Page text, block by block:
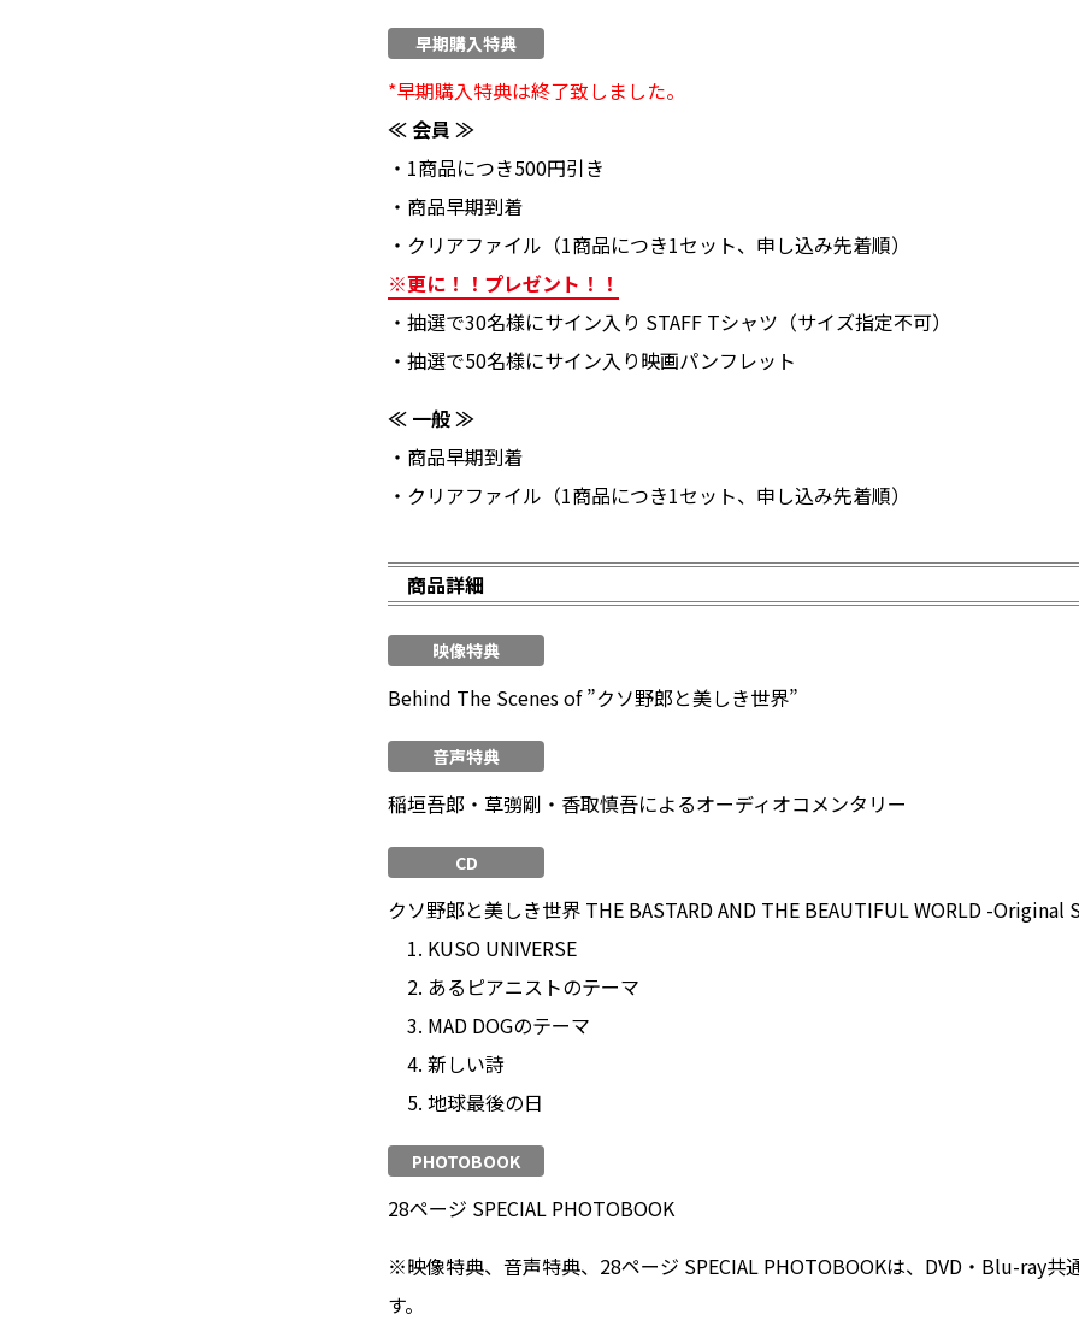
早期購入特典
*早期購入特典は終了致しました。
≪ 会員 ≫
・1商品につき500円引き
・商品早期到着
・クリアファイル（1商品につき1セット、申し込み先着順）
※更に！！プレゼント！！
・抽選で30名様にサイン入り STAFF Tシャツ（サイズ指定不可）
・抽選で50名様にサイン入り映画パンフレット
≪ 一般 ≫
・商品早期到着
・クリアファイル（1商品につき1セット、申し込み先着順）
商品詳細
映像特典
Behind The Scenes of ”クソ野郎と美しき世界”
音声特典
稲垣吾郎・草彅剛・香取慎吾によるオーディオコメンタリー
CD
クソ野郎と美しき世界 THE BASTARD AND THE BEAUTIFUL WORLD -
1. KUSO UNIVERSE
2. あるピアニストのテーマ
3. MAD DOGのテーマ
4. 新しい詩
5. 地球最後の日
PHOTOBOOK
28ページ SPECIAL PHOTOBOOK
※映像特典、音声特典、28ページ SPECIAL PHOTOBOOKは、DVD・Blu-ray共
す。